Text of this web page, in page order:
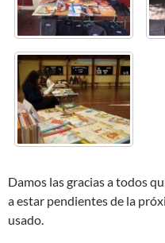
Damos las gracias a todos
a estar pendientes de la
usado.